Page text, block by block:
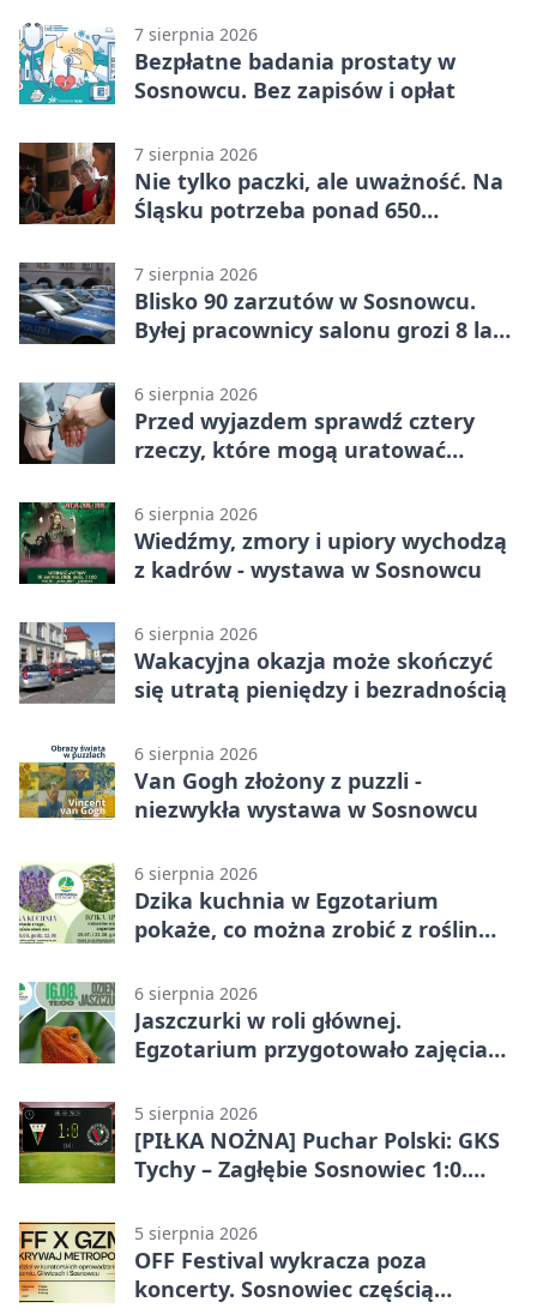
7 sierpnia 2026
Bezpłatne badania prostaty w
Sosnowcu. Bez zapisów i opłat
7 sierpnia 2026
Nie tylko paczki, ale uważność. Na
Śląsku potrzeba ponad 650
7 sierpnia 2026
Blisko 90 zarzutów w Sosnowcu.
Byłej pracownicy salonu grozi 8 lat
6 sierpnia 2026
Przed wyjazdem sprawdź cztery
rzeczy, które mogą uratować
6 sierpnia 2026
Wiedźmy, zmory i upiory wychodzą
z kadrów - wystawa w Sosnowcu
6 sierpnia 2026
Wakacyjna okazja może skończyć
się utratą pieniędzy i bezradnością
6 sierpnia 2026
Van Gogh złożony z puzzli -
niezwykła wystawa w Sosnowcu
6 sierpnia 2026
Dzika kuchnia w Egzotarium
pokaże, co można zrobić z roślin
6 sierpnia 2026
Jaszczurki w roli głównej.
Egzotarium przygotowało zajęcia
5 sierpnia 2026
[PIŁKA NOŻNA] Puchar Polski: GKS
Tychy – Zagłębie Sosnowiec 1:0.
przed przerwą
5 sierpnia 2026
OFF Festival wykracza poza
koncerty. Sosnowiec częścią